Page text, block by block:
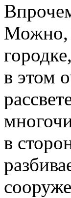
Можно,
в этом
в